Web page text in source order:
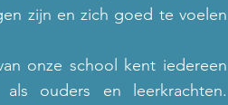
zijn en zich goed te voelen
onze school kent iedereen
ouders en leerkrachten.